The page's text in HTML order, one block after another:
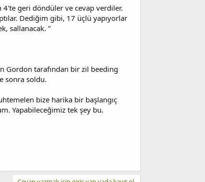
4'te geri döndüler ve cevap verdiler.
Dediğim gibi, 17 üçlü yapıyorlar
sallanacak. ”
Gordon tarafından bir zil beeding
sonra soldu.
bize harika bir başlangıç
Yapabileceğimiz tek şey bu.